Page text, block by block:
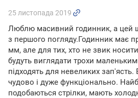
25 листопада 2019
Люблю масивний годинник, а цей
з першого погляду.Годинник має
мм, але для тих, хто не звик
будуть виглядати трохи
підходять для невеликих
чудово і дуже функціонально.
подобаються стрілки, мають